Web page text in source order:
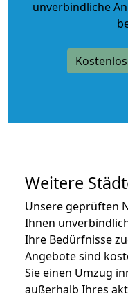
unverbindliche
Weitere
Unsere geprüften
Ihnen
Ihre Bedürfnisse
Angebote sind
Sie einen Umzug
außerhalb Ihres